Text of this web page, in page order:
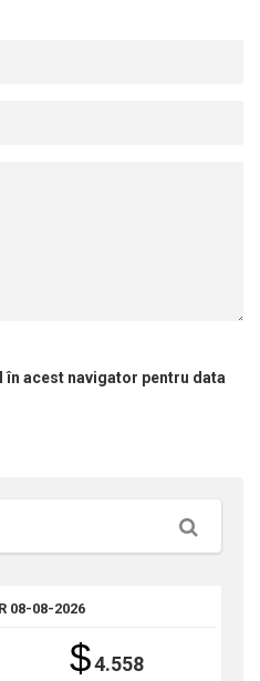
în acest navigator pentru data
Căutare
08-08-2026
$4.558